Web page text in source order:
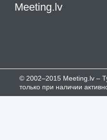
Meeting.lv
© 2002–2015 Meeting.lv –
только при наличии